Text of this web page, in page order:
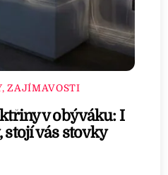
ZAJÍMAVOSTI
v obýváku: I
vás stovky